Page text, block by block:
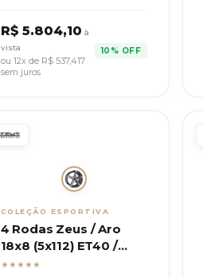
R$ 5.804,10 à
vista
ou 12x de R$ 537,417
sem juros
10% OFF
COLEÇÃO ESPORTIVA
4 Rodas Zeus / Aro
18x8 (5x112) ET40 /
Modelo Esportivo
★★★★★